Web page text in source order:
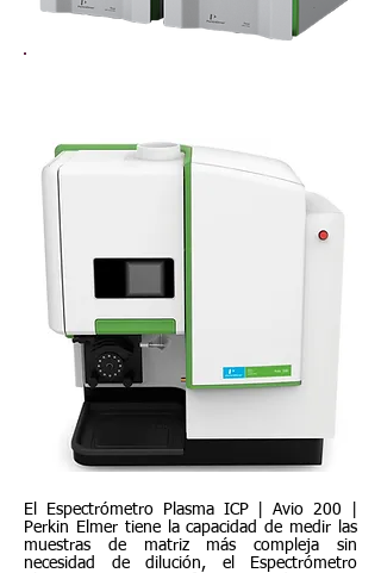
El Espectrómetro Plasma ICP | Avio 200 |
Perkin Elmer tiene la capacidad de medir las
muestras de matriz más compleja sin
necesidad de dilución, el Espectrómetro